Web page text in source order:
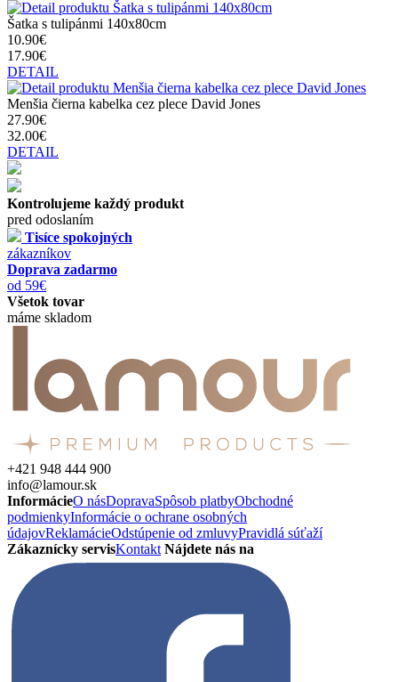
Šatka s tulipánmi 140x80cm
10.90€
17.90€
DETAIL
Menšia čierna kabelka cez plece David Jones
27.90€
32.00€
DETAIL
Kontrolujeme každý produkt
pred odoslaním
Tisíce spokojných
zákazníkov
Doprava zadarmo
od 59€
Všetok tovar
máme skladom
+421 948 444 900
info@lamour.sk
InformácieO násDopravaSpôsob platbyObchodné
podmienkyInformácie o ochrane osobných
údajovReklamácieOdstúpenie od zmluvyPravidlá súťaží
Zákaznícky servisKontakt Nájdete nás na